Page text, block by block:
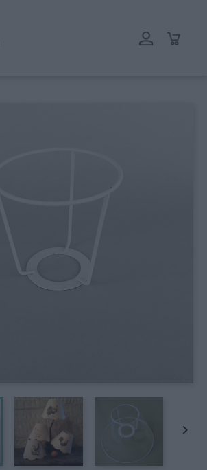
tout l'été mais les délais de livraison
